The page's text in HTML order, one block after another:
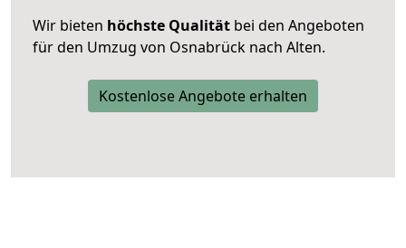
Wir bieten höchste Qualität bei den Angeboten
für den Umzug von Osnabrück nach Alten.
Kostenlose Angebote erhalten